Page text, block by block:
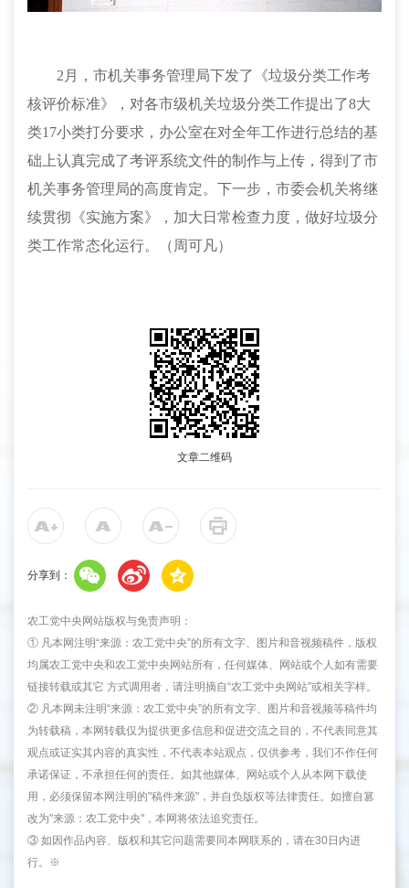
2 月，市机关事务管理局下发了《垃圾分类工作考
核评价标准》，对各市级机关垃圾分类工作提出了8大
类17小类打分要求，办公室在对全年工作进行总结的基
础上认真完成了考评系统文件的制作与上传，得到了市
机关事务管理局的高度肯定。下一步，市委会机关将继
续贯彻《实施方案》，加大日常检查力度，做好垃圾分
类工作常态化运行。（周可凡）
文章二维码
分享到：
农工党中央网站版权与免责声明：
① 凡本网注明“来源：农工党中央”的所有文字、图片和音视频稿件，版权
均属农工党中央和农工党中央网站所有，任何媒体、网站或个人如有需要
链接转载或其它 方式调用者，请注明摘自“农工党中央网站”或相关字样。
② 凡本网未注明“来源：农工党中央”的所有文字、图片和音视频等稿件均
为转载稿，本网转载仅为提供更多信息和促进交流之目的，不代表同意其
观点或证实其内容的真实性，不代表本站观点，仅供参考，我们不作任何
承诺保证，不承担任何的责任。如其他媒体、网站或个人从本网下载使
用，必须保留本网注明的"稿件来源"，并自负版权等法律责任。如擅自篡
改为"来源：农工党中央"，本网将依法追究责任。
③ 如因作品内容、版权和其它问题需要同本网联系的，请在30日内进
行。※